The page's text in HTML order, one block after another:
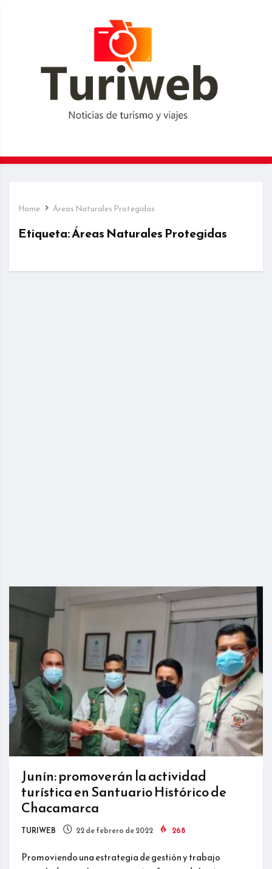
Home Áreas Naturales Protegidas
Etiqueta:Áreas Naturales Protegidas
Junín: promoverán la actividad
turística en Santuario Histórico de
Chacamarca
TURIWEB 22 de febrero de 2022 268
Promoviendo una estrategia de gestión y trabajo